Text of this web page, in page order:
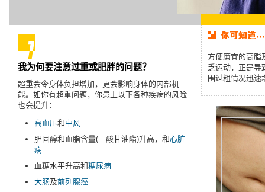
我为何要注意过重或肥胖的问题？
超重会令身体负担增加，更会影响身体的内部机
能。如你有超重问题，你患上以下各种疾病的风险
也会提升：
高血压和中风
胆固醇和血脂含量(三酸甘油酯)升高，和心脏
病
血糖水平升高和糖尿病
大肠及前列腺癌
方便廉宜的高脂
乏运动，正是导
围过粗情况迅速